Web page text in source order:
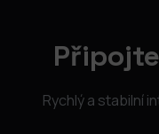
Rychlý a stabilní